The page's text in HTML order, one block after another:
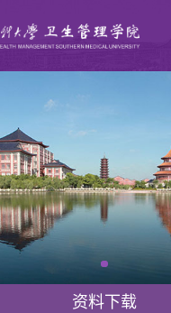
资料下载